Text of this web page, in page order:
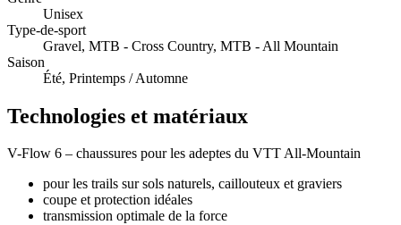
Unisex
Type-de-sport
Gravel, MTB - Cross Country, MTB - All Mountain
Saison
Été, Printemps / Automne
Technologies et matériaux
V-Flow 6 – chaussures pour les adeptes du VTT All-Mountain
pour les trails sur sols naturels, caillouteux et graviers
coupe et protection idéales
transmission optimale de la force